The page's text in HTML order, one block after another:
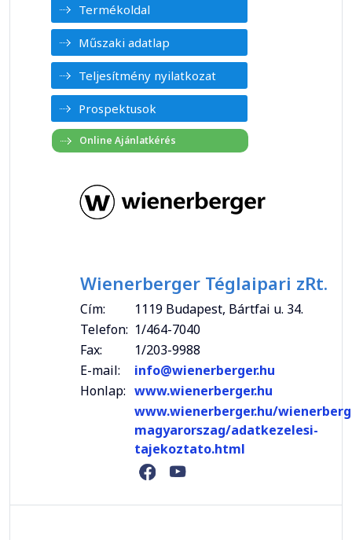
Termékoldal
Műszaki adatlap
Teljesítmény nyilatkozat
Prospektusok
Wienerberger Téglaipari zRt.
Cím:
1119 Budapest, Bártfai u. 34.
Telefon: 1/464-7040
Fax:
1/203-9988
E-mail:
info@wienerberger.hu
Honlap: www.wienerberger.hu
www.wienerberger.hu/
magyarorszag/adatkezelesi-
tajekoztato.html